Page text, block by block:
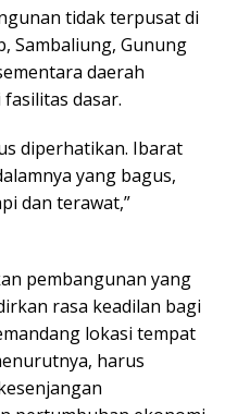
tidak terpusat di
Sambaliung, Gunung
daerah
dasar.
diperhatikan. Ibarat
yang bagus,
dan terawat,”
pembangunan yang
rasa keadilan bagi
lokasi tempat
harus